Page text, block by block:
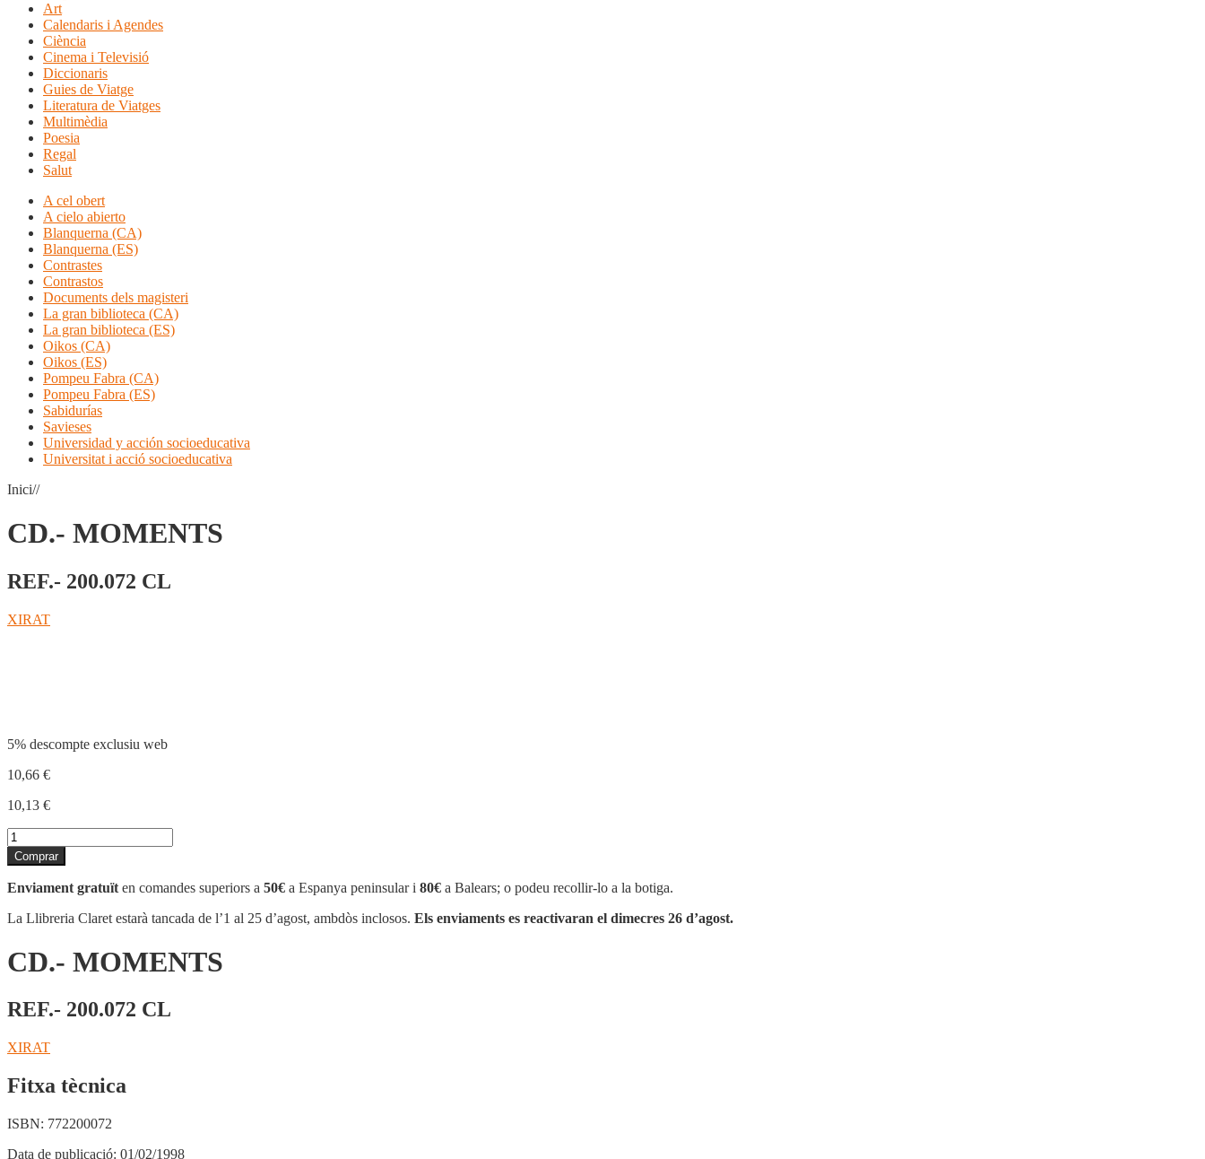
Art
Calendaris i Agendes
Ciència
Cinema i Televisió
Diccionaris
Guies de Viatge
Literatura de Viatges
Multimèdia
Poesia
Regal
Salut
A cel obert
A cielo abierto
Blanquerna (CA)
Blanquerna (ES)
Contrastes
Contrastos
Documents dels magisteri
La gran biblioteca (CA)
La gran biblioteca (ES)
Oikos (CA)
Oikos (ES)
Pompeu Fabra (CA)
Pompeu Fabra (ES)
Sabidurías
Savieses
Universidad y acción socioeducativa
Universitat i acció socioeducativa
Inici//
CD.- MOMENTS
REF.- 200.072 CL
XIRAT
5% descompte exclusiu web
10,66 €
10,13 €
quantitat
de
CD.-
MOMENTS
Comprar
Enviament gratuït en comandes superiors a 50€ a Espanya peninsular i 80€ a Balears; o podeu recollir-lo a la botiga.
La Llibreria Claret estarà tancada de l’1 al 25 d’agost, ambdòs inclosos. Els enviaments es reactivaran el dimecres 26 d’agost.
CD.- MOMENTS
REF.- 200.072 CL
XIRAT
Fitxa tècnica
ISBN: 772200072
Data de publicació: 01/02/1998